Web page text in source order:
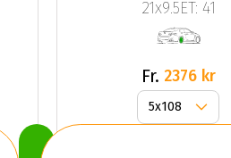
GLOSS
BLACK
21x9.5ET: 41
Fr. 2376 kr